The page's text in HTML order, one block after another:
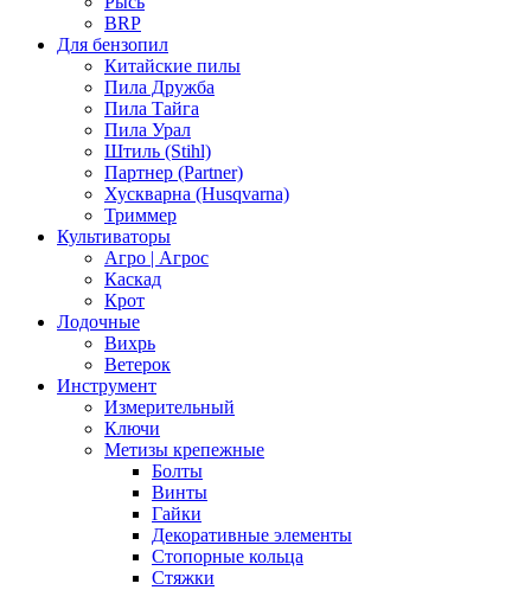
BRP
Для бензопил
Китайские пилы
Пила Дружба
Пила Тайга
Пила Урал
Штиль (Stihl)
Партнер (Partner)
Хускварна (Husqvarna)
Триммер
Культиваторы
Агро | Агрос
Каскад
Крот
Лодочные
Вихрь
Ветерок
Инструмент
Измерительный
Ключи
Метизы крепежные
Болты
Винты
Гайки
Декоративные элементы
Стопорные кольца
Стяжки